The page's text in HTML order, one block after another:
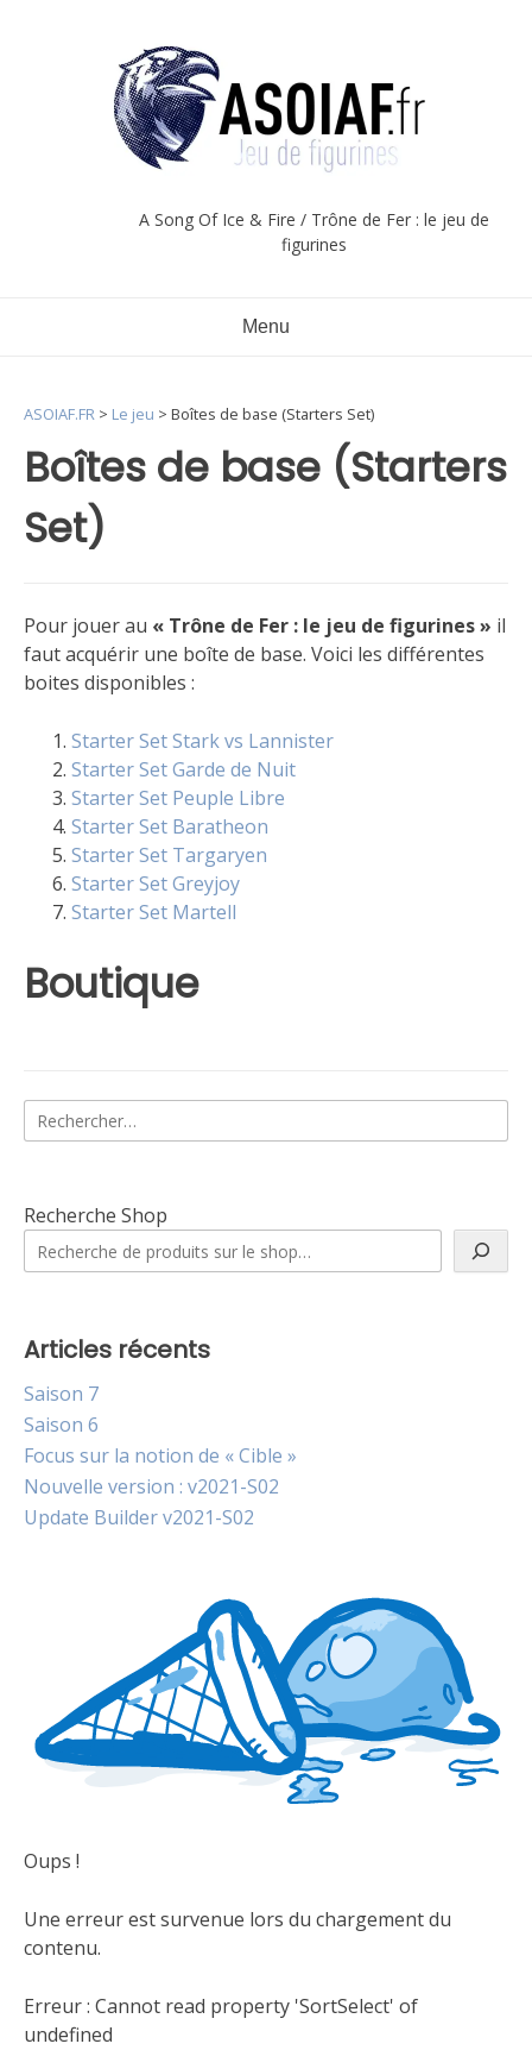
A Song Of Ice & Fire / Trône de Fer : le jeu de
figurines
Menu
Boîtes de base (Starters
Set)
ASOIAF.FR > Le jeu > Boîtes de base (Starters Set)
Pour jouer au « Trône de Fer : le jeu de figurines » il
faut acquérir une boîte de base. Voici les différentes
boites disponibles :
Starter Set Stark vs Lannister
Starter Set Garde de Nuit
Starter Set Peuple Libre
Starter Set Baratheon
Starter Set Targaryen
Starter Set Greyjoy
Starter Set Martell
Boutique
Rechercher :
Recherche Shop
Articles récents
Saison 7
Saison 6
Focus sur la notion de « Cible »
Nouvelle version : v2021-S02
Update Builder v2021-S02
Oups !
Une erreur est survenue lors du chargement du
contenu.
Erreur : Cannot read property 'SortSelect' of
undefined